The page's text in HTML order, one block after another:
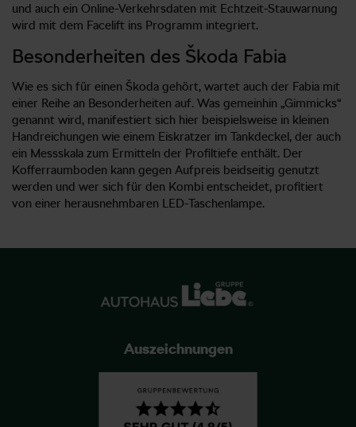
und auch ein Online-Verkehrsdaten mit Echtzeit-Stauwarnung
wird mit dem Facelift ins Programm integriert.
Besonderheiten des Škoda Fabia
Wie es sich für einen Škoda gehört, wartet auch der Fabia mit
einer Reihe an Besonderheiten auf. Was gemeinhin „Gimmicks“
genannt wird, manifestiert sich hier beispielsweise in kleinen
Handreichungen wie einem Eiskratzer im Tankdeckel, der auch
ein Messskala zum Ermitteln der Profiltiefe enthält. Der
Kofferraumboden kann gegen Aufpreis beidseitig genutzt
werden und wer sich für den Kombi entscheidet, profitiert
von einer herausnehmbaren LED-Taschenlampe.
Auszeichnungen